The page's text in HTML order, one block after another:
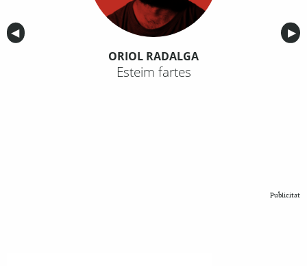
Anterior
◀︎ ▶︎
ORIOL RADALGA
Esteim fartes
Publicitat